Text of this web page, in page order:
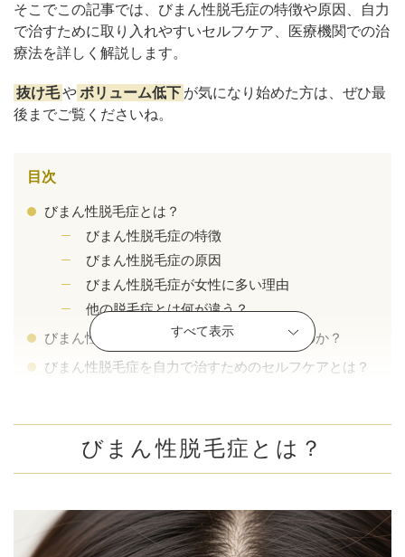
公式SNS
井畑 峰紀 医師 安形省吾 医師
そこでこの記事では、びまん性脱毛症の特徴や原因、自力
で治すために取り入れやすいセルフケア、医療機関での治
療法を詳しく解説します。
抜け毛やボリューム低下 が気になり始めた方は、ぜひ最
後までご覧くださいね。
目次
びまん性脱毛症とは？
びまん性脱毛症の特徴
びまん性脱毛症の原因
びまん性脱毛症が女性に多い理由
他の脱毛症とは何が違う？
びまん性脱毛症は自力で治すことができるのか？
びまん性脱毛症を自力で治すためのセルフケアとは？
頭皮ケアで環境を整え、髪が育ちやすい状態に
する
睡眠時間を確保して髪の成長をサポートする
自力で改善しない場合に考えられる原因とは？
すべて表示
びまん性脱毛症とは？